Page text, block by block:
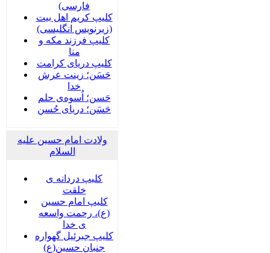
فارسی)
کلیپ کریم اهل بیت
(زیرنویس انگلیسی)
کلیپ فرزند مکه و
منا
کلیپ دریای کرامت
حَسَن؛ زینت عرش
خدا
حَسن؛ اُسوه‌ی حلم
حَسَن؛ دریای حُسن
ولادت امام حسین علیه
السلام
کلیپ دردانه ی
خلقت
کلیپ امام حسین
(ع)، رحمت واسعه
ی خدا
کلیپ جبرئیل گهواره
جنبان حسین(ع)